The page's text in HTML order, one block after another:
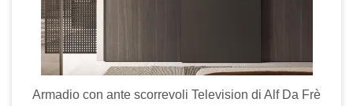
Armadio con ante scorrevoli Television di Alf Da Frè